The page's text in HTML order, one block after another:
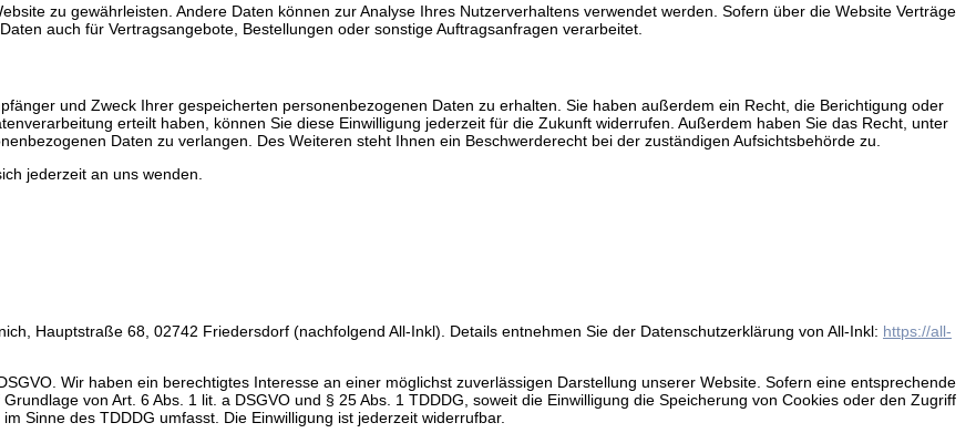
zu gewährleisten. Andere Daten können zur Analyse Ihres Nutzerverhaltens verwendet werden. Sofern über die Website Verträge
auch für Vertragsangebote, Bestellungen oder sonstige Auftragsanfragen verarbeitet.
und Zweck Ihrer gespeicherten personenbezogenen Daten zu erhalten. Sie haben außerdem ein Recht, die Berichtigung oder
erteilt haben, können Sie diese Einwilligung jederzeit für die Zukunft widerrufen. Außerdem haben Sie das Recht, unter
Daten zu verlangen. Des Weiteren steht Ihnen ein Beschwerderecht bei der zuständigen Aufsichtsbehörde zu.
jederzeit an uns wenden.
Hauptstraße 68, 02742 Friedersdorf (nachfolgend All-Inkl). Details entnehmen Sie der Datenschutzerklärung von All-Inkl: https://all-
Wir haben ein berechtigtes Interesse an einer möglichst zuverlässigen Darstellung unserer Website. Sofern eine entsprechende
von Art. 6 Abs. 1 lit. a DSGVO und § 25 Abs. 1 TDDDG, soweit die Einwilligung die Speicherung von Cookies oder den Zugriff
Sinne des TDDDG umfasst. Die Einwilligung ist jederzeit widerrufbar.